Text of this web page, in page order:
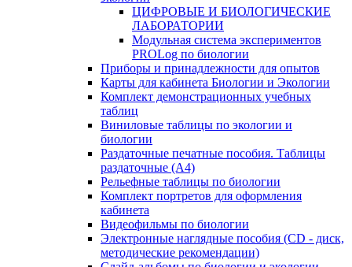
ЦИФРОВЫЕ И БИОЛОГИЧЕСКИЕ
ЛАБОРАТОРИИ
Модульная система экспериментов
PROLog по биологии
Приборы и принадлежности для опытов
Карты для кабинета Биологии и Экологии
Комплект демонстрационных учебных
таблиц
Виниловые таблицы по экологии и
биологии
Раздаточные печатные пособия. Таблицы
раздаточные (А4)
Рельефные таблицы по биологии
Комплект портретов для оформления
кабинета
Видеофильмы по биологии
Электронные наглядные пособия (CD - диск,
методические рекомендации)